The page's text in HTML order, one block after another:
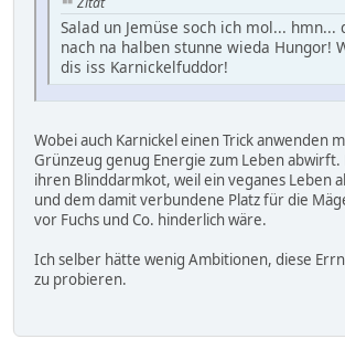
Salad un Jemüse soch ich mol... hmn...
nach na halben stunne wieda Hungor!
dis iss Karnickelfuddor!
Wobei auch Karnickel einen Trick anwenden
Grünzeug genug Energie zum Leben
ihren Blinddarmkot, weil ein veganes Leben
und dem damit verbundene Platz für die
vor Fuchs und Co. hinderlich wäre.
Ich selber hätte wenig Ambitionen, diese
zu probieren.